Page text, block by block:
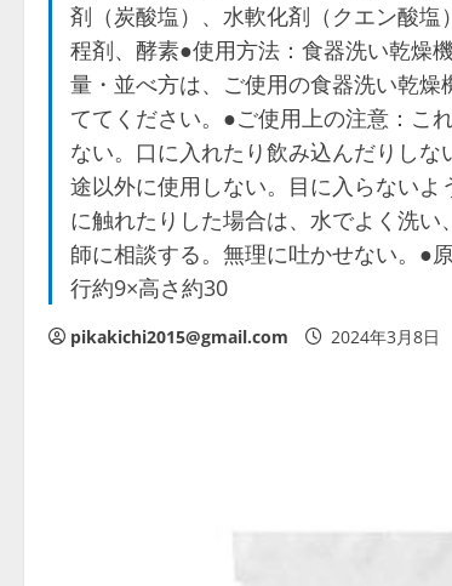
剤（炭酸塩）、水軟化剤（クエン酸
程剤、酵素●使用方法：食器洗い乾燥
量・並べ方は、ご使用の食器洗い乾
ててください。●ご使用上の注意：こ
ない。口に入れたり飲み込んだりし
途以外に使用しない。目に入らない
に触れたりした場合は、水でよく洗
師に相談する。無理に吐かせない。●
行約9×高さ約30
pikakichi2015@gmail.com 2024年3月8日